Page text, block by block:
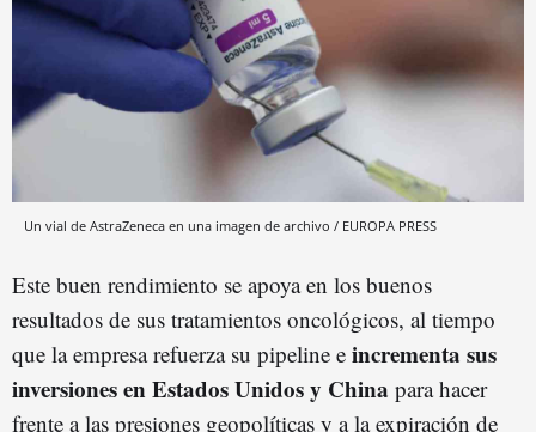
Un vial de AstraZeneca en una imagen de archivo / EUROPA PRESS
Este buen rendimiento se apoya en los buenos
resultados de sus tratamientos oncológicos, al tiempo
que la empresa refuerza su pipeline e incrementa sus
inversiones en Estados Unidos y China para hacer
frente a las presiones geopolíticas y a la expiración de